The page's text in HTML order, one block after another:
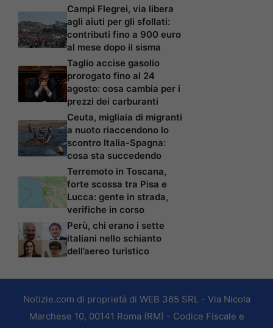
Campi Flegrei, via libera
agli aiuti per gli sfollati:
contributi fino a 900 euro
al mese dopo il sisma
Taglio accise gasolio
prorogato fino al 24
agosto: cosa cambia per i
prezzi dei carburanti
Ceuta, migliaia di migranti
a nuoto riaccendono lo
scontro Italia-Spagna:
cosa sta succedendo
Terremoto in Toscana,
forte scossa tra Pisa e
Lucca: gente in strada,
verifiche in corso
Perù, chi erano i sette
italiani nello schianto
dell’aereo turistico
Notizie.com di proprietà di WEB 365 SRL - Via Nicola
Marchese 10, 00141 Roma (RM) - Codice Fiscale e